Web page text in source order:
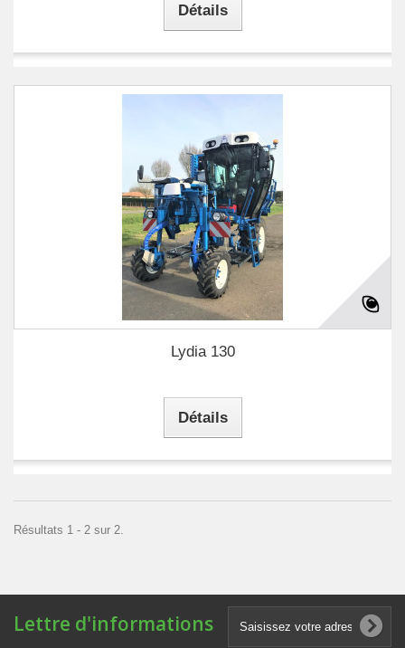
Détails
Lydia 130
Détails
Résultats 1 - 2 sur 2.
Lettre d'informations